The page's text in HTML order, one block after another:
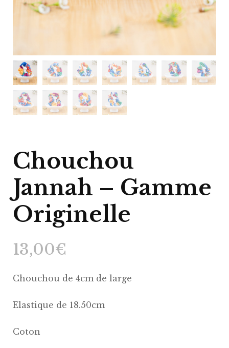
Chouchou
Jannah – Gamme
Originelle
13,00€
Chouchou de 4cm de large
Elastique de 18.50cm
Coton